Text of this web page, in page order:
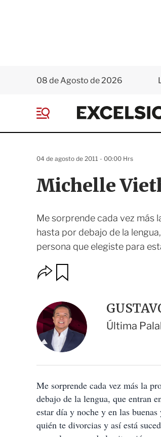
08 de Agosto de 2026
e
Michelle
Me sorprende cada vez más
hasta por debajo de la
persona que elegiste para
04 de agosto de 2011 - 00:00 Hrs
O
p
o
n
e
s
c
m
a
r
t
d
a
r
Última
Me sorprende cada vez más la
debajo de la lengua, que entran
estar día y noche y en las
quién te divorcias y así está